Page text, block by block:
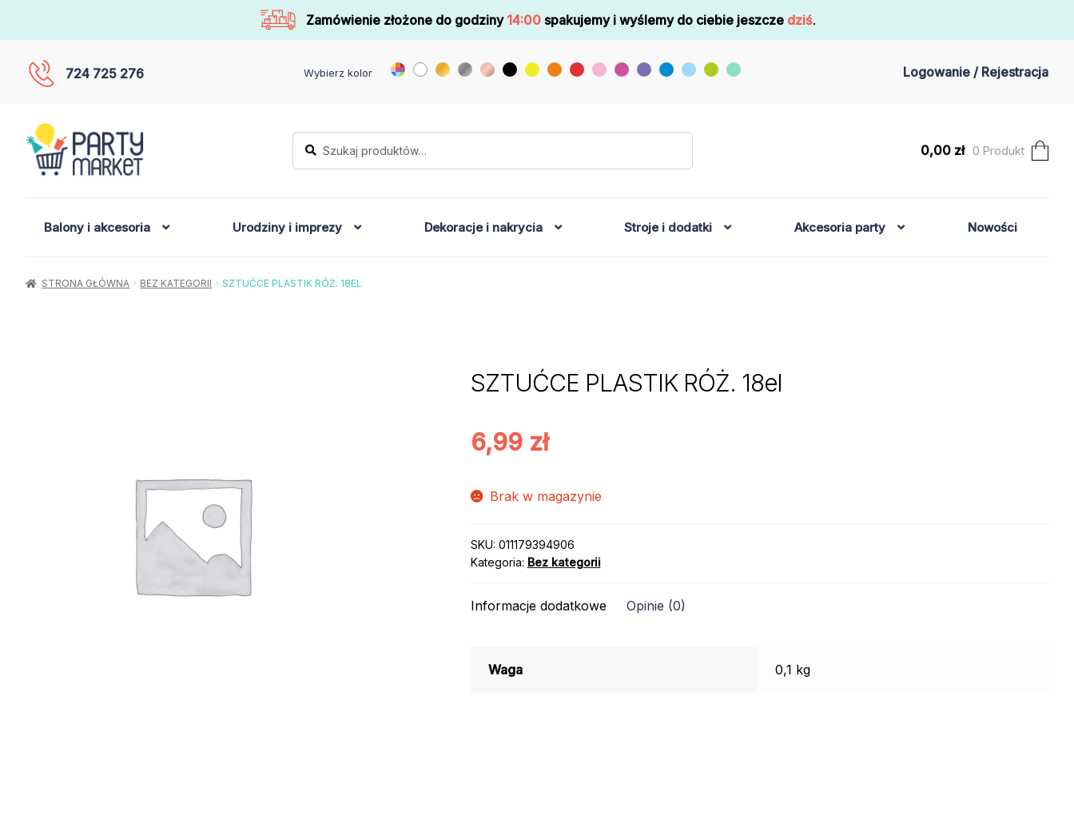
Zamówienie złożone do godziny 14:00 spakujemy i wyślemy do ciebie jeszcze dziś.
724 725 276 Wybierz kolor Logowanie / Rejestracja
Szukaj:
Szukaj
0,00 zł 0 Produkt
Balony i akcesoria Urodziny i imprezy Dekoracje i nakrycia Stroje i dodatki Akcesoria party Nowości
STRONA GŁÓWNA BEZ KATEGORII SZTUĆCE PLASTIK RÓŻ. 18EL
SZTUĆCE PLASTIK RÓŻ. 18el
6,99 zł
Brak w magazynie
SKU: 011179394906
Kategoria: Bez kategorii
Informacje dodatkowe Opinie (0)
Waga 0,1 kg